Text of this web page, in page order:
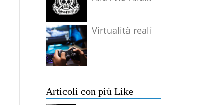
Virtualità reali
Articoli con più Like